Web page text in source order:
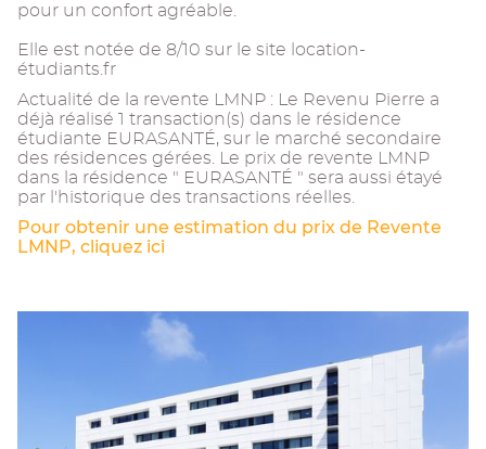
pour un confort agréable.
Elle est notée de 8/10 sur le site location-
étudiants.fr
Actualité de la revente LMNP : Le Revenu Pierre a
déjà réalisé 1 transaction(s) dans le résidence
étudiante EURASANTÉ, sur le marché secondaire
des résidences gérées. Le prix de revente LMNP
dans la résidence " EURASANTÉ " sera aussi étayé
par l'historique des transactions réelles.
Pour obtenir une estimation du prix de Revente
LMNP, cliquez ici